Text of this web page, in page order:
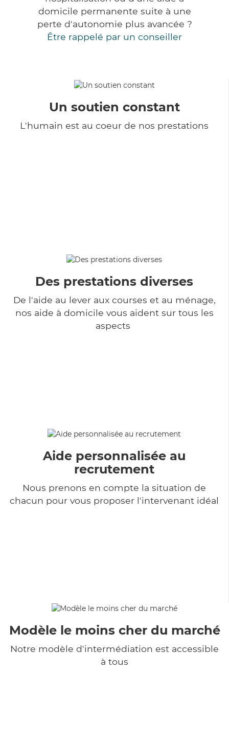
domicile permanente suite à une
perte d'autonomie plus avancée ?
Être rappelé par un conseiller
Un soutien constant
L'humain est au coeur de nos prestations
Des prestations diverses
De l'aide au lever aux courses et au ménage,
nos aide à domicile vous aident sur tous les
aspects
Aide personnalisée au
recrutement
Nous prenons en compte la situation de
chacun pour vous proposer l'intervenant idéal
Modèle le moins cher du marché
Notre modèle d'intermédiation est accessible
à tous